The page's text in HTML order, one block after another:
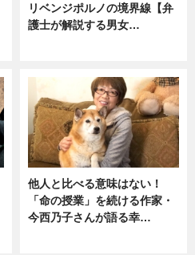
リベンジポルノの境界線【弁
護士が解説する男女…
他人と比べる意味はない！
「命の授業」を続ける作家・
今西乃子さんが語る幸…